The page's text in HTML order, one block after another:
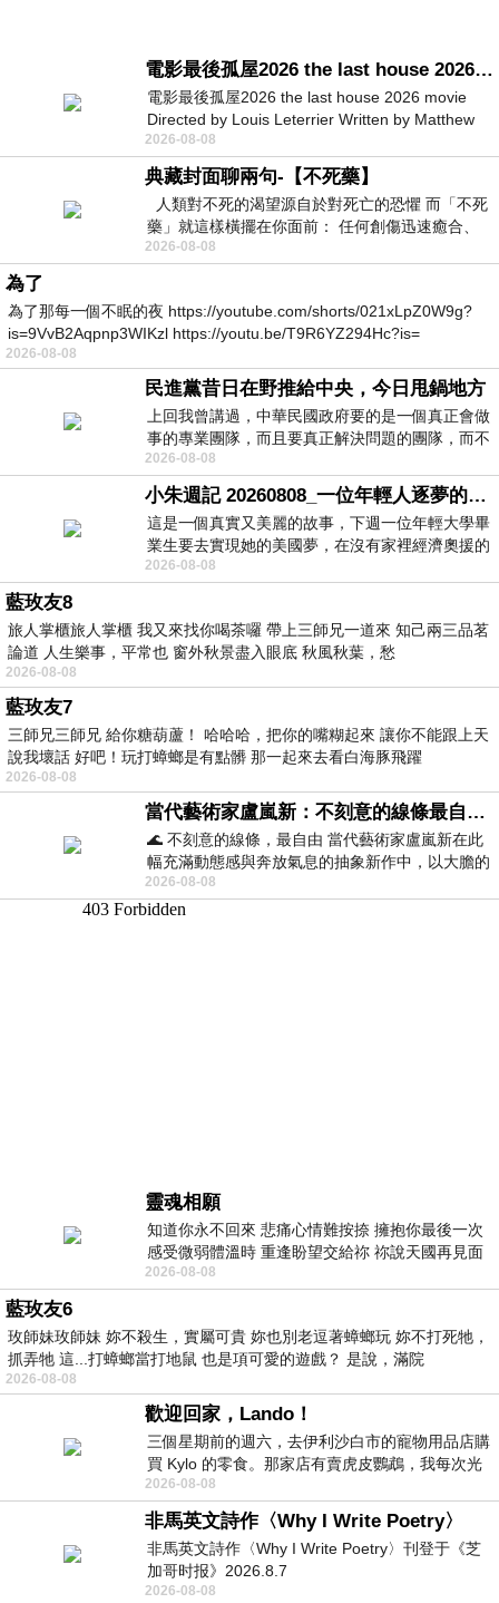
電影最後孤屋2026 the last house 2026 movie
電影最後孤屋2026 the last house 2026 movie
Directed by Louis Leterrier Written by Matthew
Robinson Starring Greta Lee Wa
2026-08-08
典藏封面聊兩句-【不死藥】
人類對不死的渴望源自於對死亡的恐懼 而「不死
藥」就這樣橫擺在你面前： 任何創傷迅速癒合、
停止衰老、痛覺消失…堪
2026-08-08
為了
為了那每一個不眠的夜 https://youtube.com/shorts/021xLpZ0W9g?
is=9VvB2Aqpnp3WIKzl https://youtu.be/T9R6YZ294Hc?is=
2026-08-08
民進黨昔日在野推給中央，今日甩鍋地方
上回我曾講過，中華民國政府要的是一個真正會做
事的專業團隊，而且要真正解決問題的團隊，而不
是只會到處甩鍋的雙標團隊，最近民進黨
2026-08-08
小朱週記 20260808_一位年輕人逐夢的真實故事
這是一個真實又美麗的故事，下週一位年輕大學畢
業生要去實現她的美國夢，在沒有家裡經濟奧援的
情況下，靠著自我努力工作累積出國基
2026-08-08
藍玫友8
旅人掌櫃旅人掌櫃 我又來找你喝茶囉 帶上三師兄一道來 知己兩三品茗
論道 人生樂事，平常也 窗外秋景盡入眼底 秋風秋葉，愁
2026-08-08
藍玫友7
三師兄三師兄 給你糖葫蘆！ 哈哈哈，把你的嘴糊起來 讓你不能跟上天
說我壞話 好吧！玩打蟑螂是有點髒 那一起來去看白海豚飛躍
2026-08-08
當代藝術家盧嵐新：不刻意的線條最自由，讓色彩流動、筆觸自己說話
🌊 不刻意的線條，最自由 當代藝術家盧嵐新在此
幅充滿動態感與奔放氣息的抽象新作中，以大膽的
藍色顏料在白色畫布上揮灑、壓印與流淌
2026-08-08
靈魂相願
知道你永不回來 悲痛心情難按捺 擁抱你最後一次
感受微弱體溫時 重逢盼望交給祢 祢說天國再見面
此刻忍淚說別離 他日靈魂再
2026-08-08
藍玫友6
玫師妹玫師妹 妳不殺生，實屬可貴 妳也別老逗著蟑螂玩 妳不打死牠，
抓弄牠 這...打蟑螂當打地鼠 也是項可愛的遊戲？ 是說，滿院
2026-08-08
歡迎回家，Lando！
三個星期前的週六，去伊利沙白市的寵物用品店購
買 Kylo 的零食。那家店有賣虎皮鸚鵡，我每次光
顧都會去看一下。他們偶爾會引進 C
2026-08-08
非馬英文詩作〈Why I Write Poetry〉
非馬英文詩作〈Why I Write Poetry〉刊登于《芝
加哥时报》2026.8.7
2026-08-08